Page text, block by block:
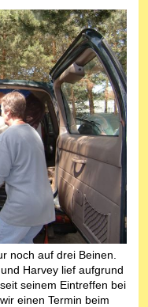
noch auf drei Beinen.
Harvey lief aufgrund
seinem Eintreffen bei
einen Termin beim